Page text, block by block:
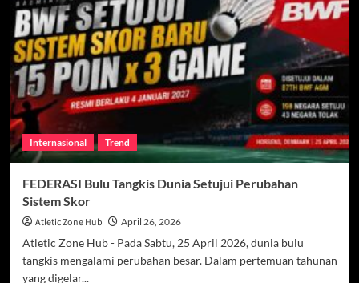
Mahal
Michael
Jordan,
Karier
yang
Hampir
Pupus
di
Debutnya
Internasional Trend
FEDERASI Bulu Tangkis Dunia Setujui Perubahan
Sistem Skor
Atletic Zone Hub April 26, 2026
Atletic Zone Hub - Pada Sabtu, 25 April 2026, dunia bulu
tangkis mengalami perubahan besar. Dalam pertemuan tahunan
yang digelar...